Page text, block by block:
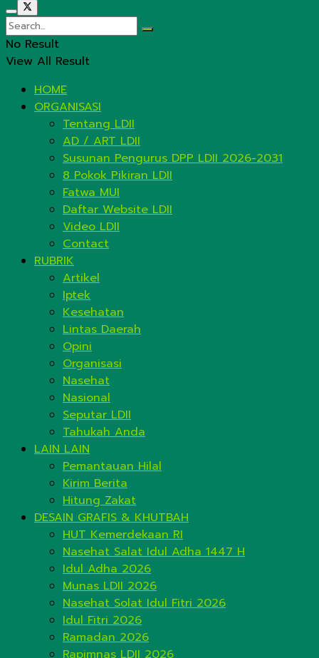
No Result
View All Result
HOME
ORGANISASI
Tentang LDII
AD / ART LDII
Susunan Pengurus DPP LDII 2026-2031
8 Pokok Pikiran LDII
Fatwa MUI
Daftar Website LDII
Video LDII
Contact
RUBRIK
Artikel
Iptek
Kesehatan
Lintas Daerah
Opini
Organisasi
Nasehat
Nasional
Seputar LDII
Tahukah Anda
LAIN LAIN
Pemantauan Hilal
Kirim Berita
Hitung Zakat
DESAIN GRAFIS & KHUTBAH
HUT Kemerdekaan RI
Nasehat Salat Idul Adha 1447 H
Idul Adha 2026
Munas LDII 2026
Nasehat Solat Idul Fitri 2026
Idul Fitri 2026
Ramadan 2026
Rapimnas LDII 2026